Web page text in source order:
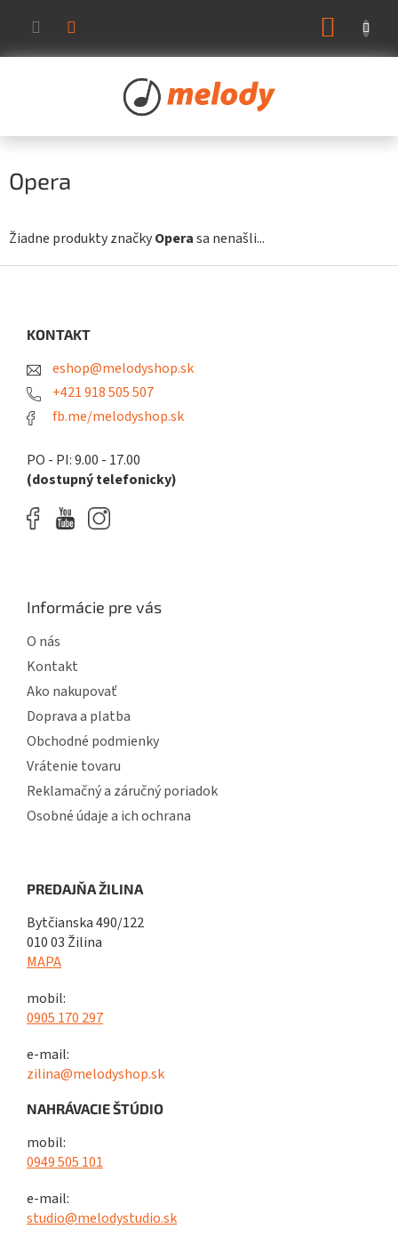
obsah
Opera
Žiadne produkty značkyOperasa nenašli...
KONTAKT
eshop@melodyshop.sk
+421 918 505 507
fb.me/melodyshop.sk
PO - PI: 9.00 - 17.00
(dostupný telefonicky)
Informácie pre vás
O nás
Kontakt
Ako nakupovať
Doprava a platba
Obchodné podmienky
Vrátenie tovaru
Reklamačný a záručný poriadok
Osobné údaje a ich ochrana
PREDAJŇA ŽILINA
Bytčianska 490/122
010 03 Žilina
MAPA
mobil:
0905 170 297
e-mail:
zilina@melodyshop.sk
NAHRÁVACIE ŠTÚDIO
mobil:
0949 505 101
e-mail:
studio@melodystudio.sk